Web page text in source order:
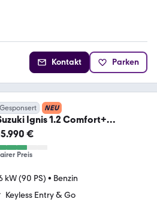
Kontakt Parken
Gesponsert NEU
Ignis 1.2 Comfort+
€
Preis
kW (90 PS) • Benzin
Keyless Entry & Go